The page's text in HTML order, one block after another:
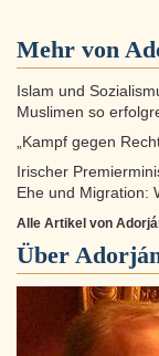
Mehr von
Islam und
Muslimen so
„Kampf gegen
Irischer
Ehe und Migration:
Alle Artikel von
Über